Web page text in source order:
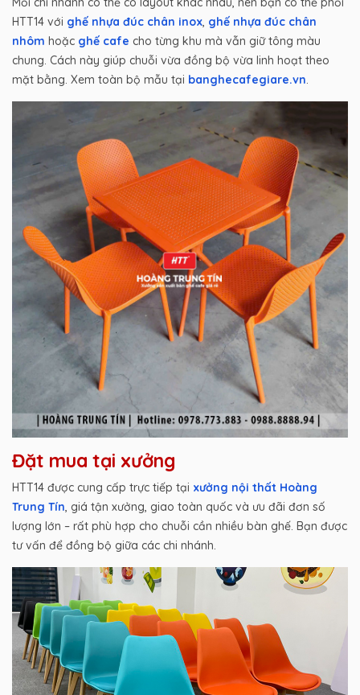
HTT14 với ghế nhựa đúc chân inox ghế nhựa đúc chân
nhôm hoặc ghế cafe cho từng khu mà vẫn giữ tông màu
chung. Cách này giúp chuỗi vừa đồng bộ vừa linh hoạt theo
mặt bằng. Xem toàn bộ mẫu tại banghecafegiare.vn
Đặt mua tại xưởng
HTT14 được cung cấp trực tiếp tại xưởng nội thất Hoàng
Trung Tín , giá tận xưởng, giao toàn quốc và ưu đãi đơn số
lượng lớn – rất phù hợp cho chuỗi cần nhiều bàn ghế. Bạn được
tư vấn để đồng bộ giữa các chi nhánh.